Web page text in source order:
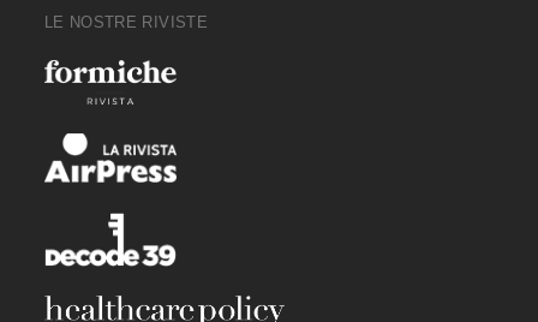
LE NOSTRE RIVISTE